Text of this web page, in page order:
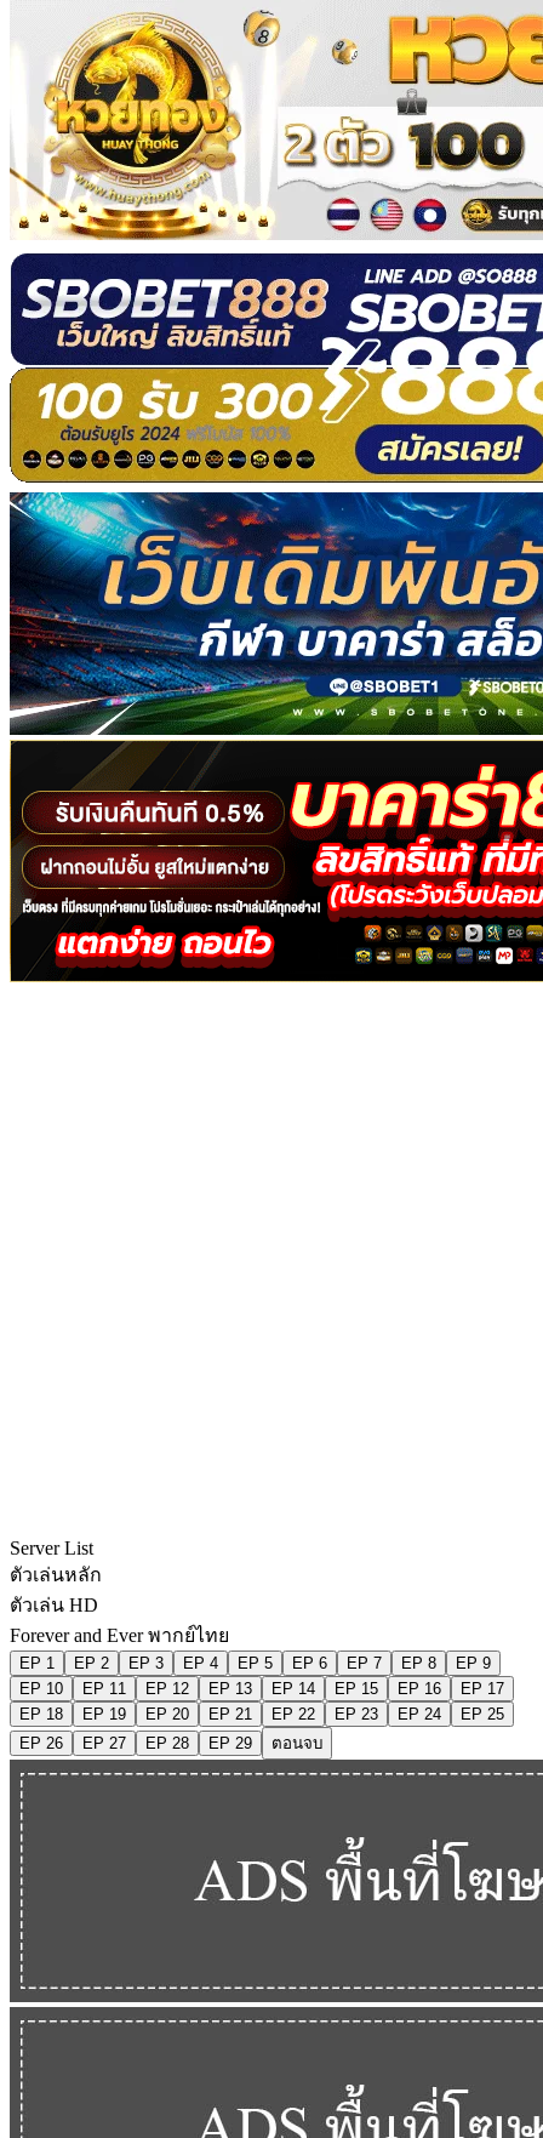
Server List
ตัวเล่นหลัก
ตัวเล่น HD
Forever and Ever พากย์ไทย
EP 1 EP 2 EP 3 EP 4 EP 5 EP 6 EP 7 EP 8
EP 9
EP 10
EP 11 EP 12 EP 13 EP 14 EP 15 EP 16
EP 17
EP 18
EP 19 EP 20 EP 21 EP 22 EP 23 EP 24
EP 25
EP 26
EP 27 EP 28 EP 29 ตอนจบ